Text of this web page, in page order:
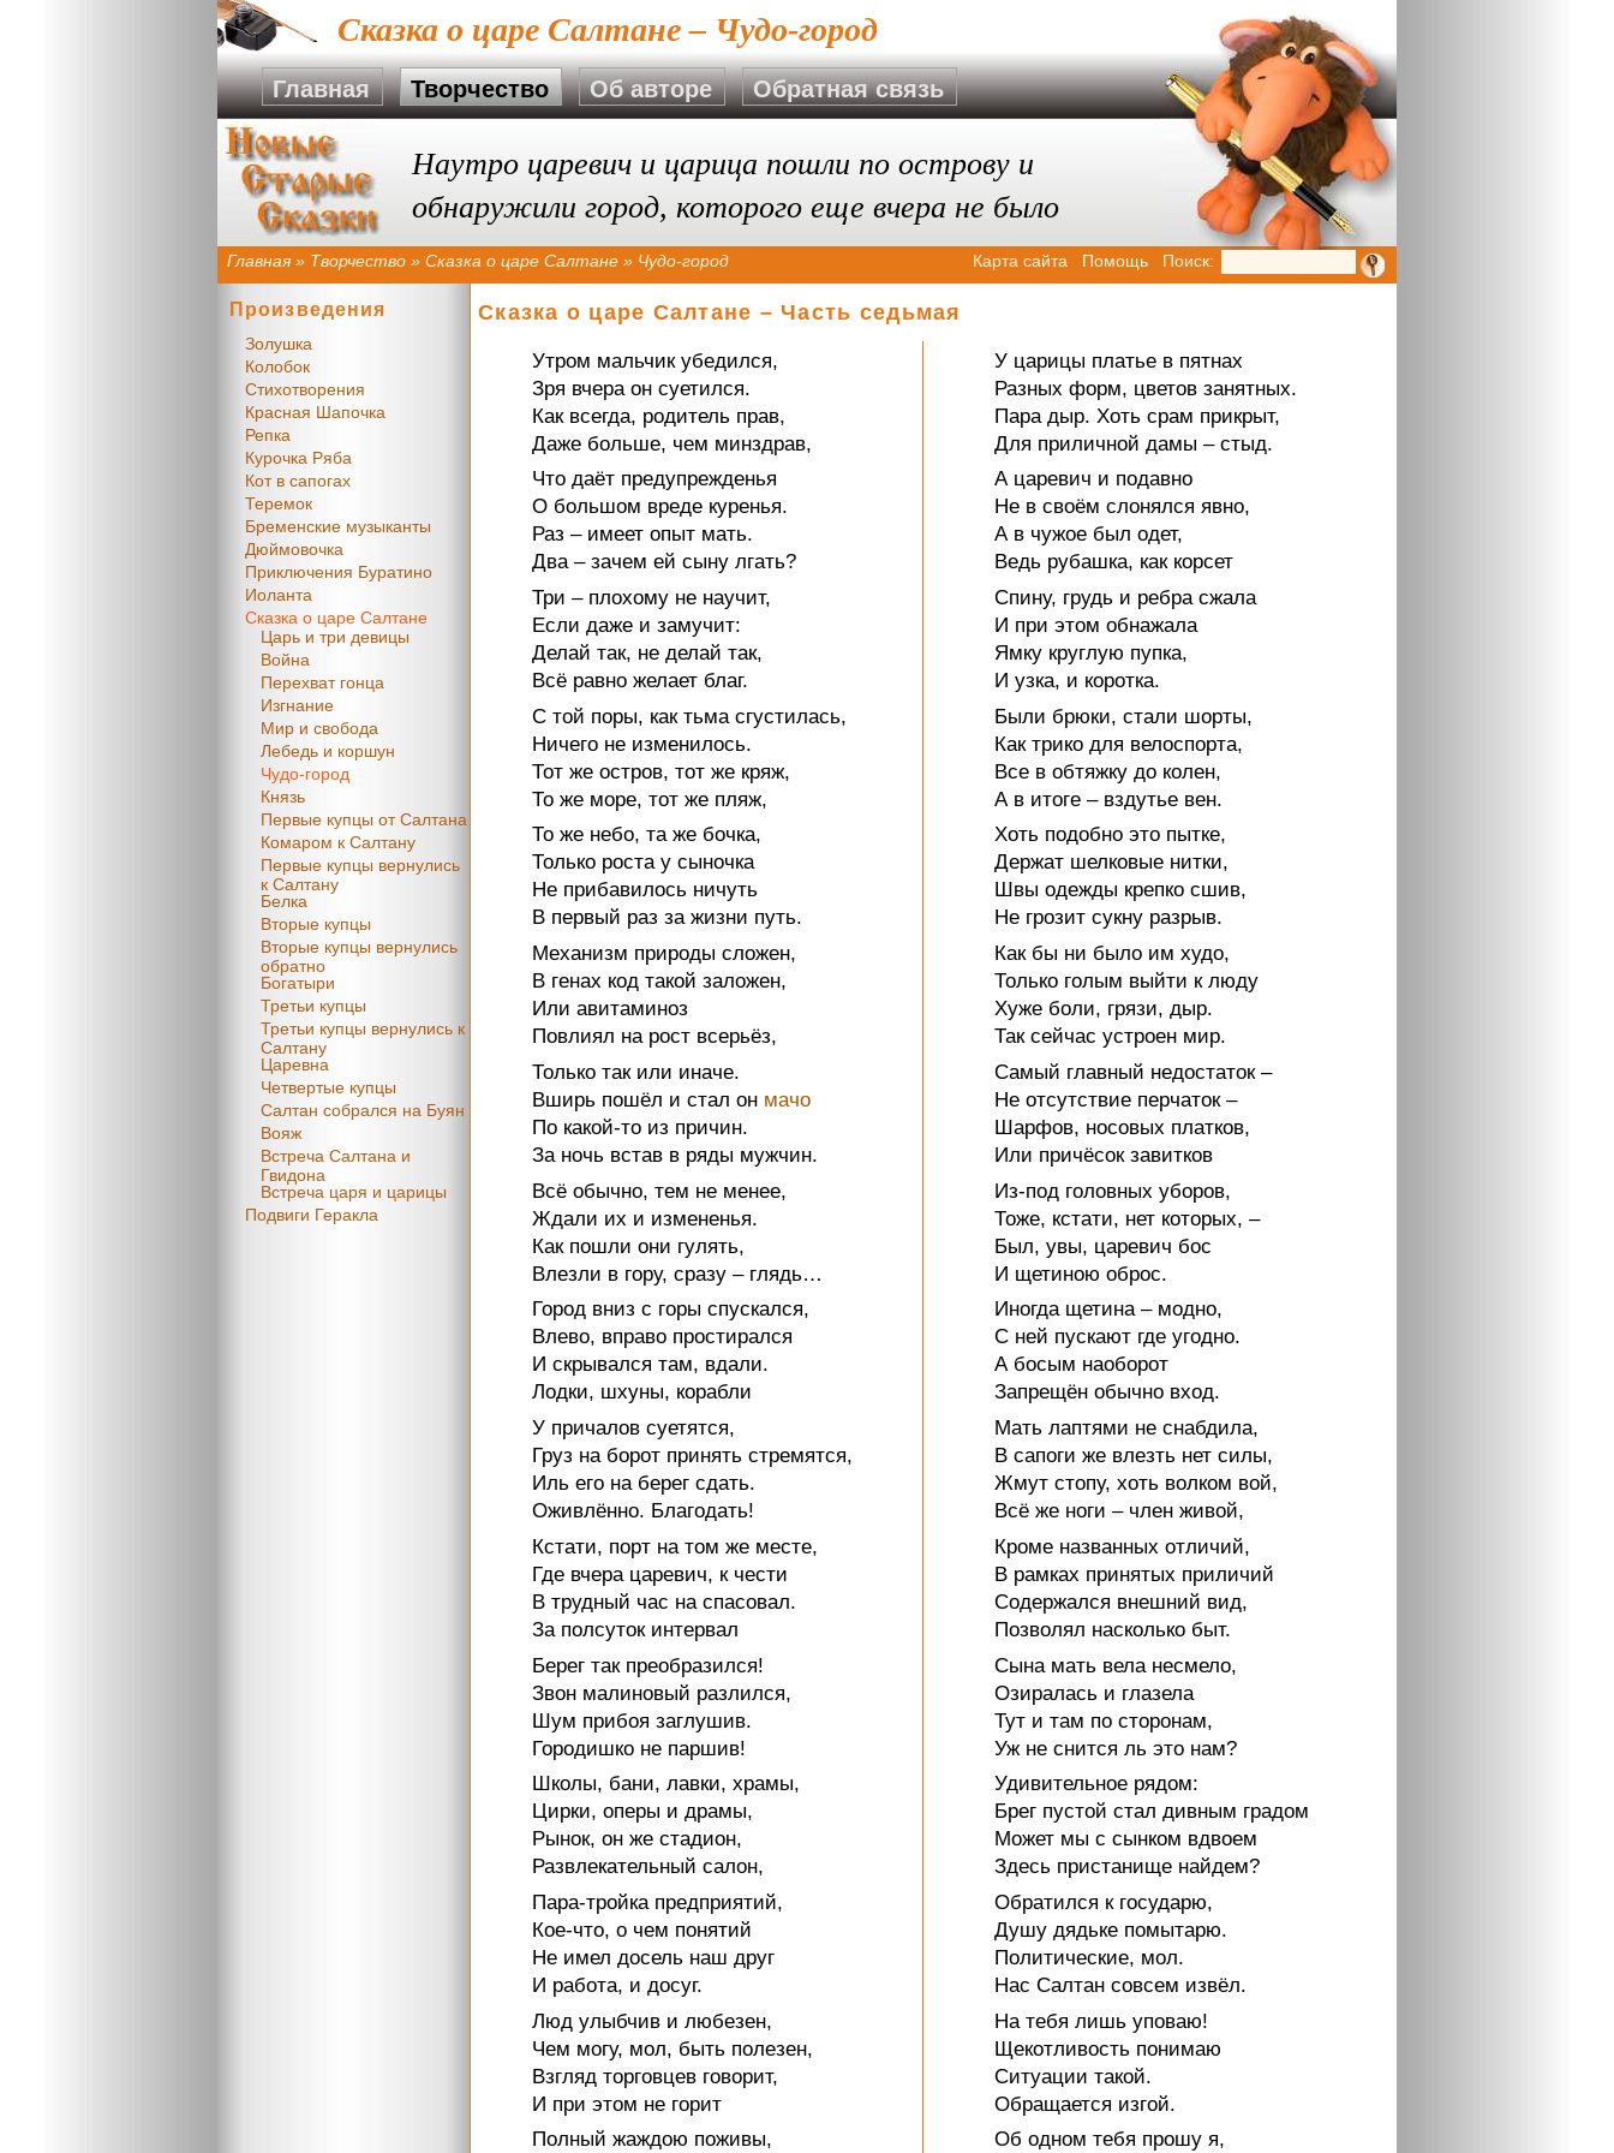
Сказка о царе Салтане – Чудо-город
Главная Творчество Об авторе Обратная связь
Наутро царевич и царица пошли по острову и
обнаружили город, которого еще вчера не было
Главная » Творчество » Сказка о царе Салтане » Чудо-город Карта сайта Помощь Поиск:
Сказка о царе Салтане – Часть седьмая
Утром мальчик убедился,
Зря вчера он суетился.
Как всегда, родитель прав,
Даже больше, чем минздрав,
Что даёт предупрежденья
О большом вреде куренья.
Раз – имеет опыт мать.
Два – зачем ей сыну лгать?
Три – плохому не научит,
Если даже и замучит:
Делай так, не делай так,
Всё равно желает благ.
С той поры, как тьма сгустилась,
Ничего не изменилось.
Тот же остров, тот же кряж,
То же море, тот же пляж,
То же небо, та же бочка,
Только роста у сыночка
Не прибавилось ничуть
В первый раз за жизни путь.
Механизм природы сложен,
В генах код такой заложен,
Или авитаминоз
Повлиял на рост всерьёз,
Только так или иначе.
Вширь пошёл и стал он мачо
По какой-то из причин.
За ночь встав в ряды мужчин.
Всё обычно, тем не менее,
Ждали их и измененья.
Как пошли они гулять,
Влезли в гору, сразу – глядь…
Город вниз с горы спускался,
Влево, вправо простирался
И скрывался там, вдали.
Лодки, шхуны, корабли
У причалов суетятся,
Груз на борот принять стремятся,
Иль его на берег сдать.
Оживлённо. Благодать!
Кстати, порт на том же месте,
Где вчера царевич, к чести
В трудный час на спасовал.
За полсуток интервал
Берег так преобразился!
Звон малиновый разлился,
Шум прибоя заглушив.
Городишко не паршив!
Школы, бани, лавки, храмы,
Цирки, оперы и драмы,
Рынок, он же стадион,
Развлекательный салон,
Пара-тройка предприятий,
Кое-что, о чем понятий
Не имел досель наш друг
И работа, и досуг.
Люд улыбчив и любезен,
Чем могу, мол, быть полезен,
Взгляд торговцев говорит,
И при этом не горит
Полный жаждою поживы,
У царицы платье в пятнах
Разных форм, цветов занятных.
Пара дыр. Хоть срам прикрыт,
Для приличной дамы – стыд.
А царевич и подавно
Не в своём слонялся явно,
А в чужое был одет,
Ведь рубашка, как корсет
Спину, грудь и ребра сжала
И при этом обнажала
Ямку круглую пупка,
И узка, и коротка.
Были брюки, стали шорты,
Как трико для велоспорта,
Все в обтяжку до колен,
А в итоге – вздутье вен.
Хоть подобно это пытке,
Держат шелковые нитки,
Швы одежды крепко сшив,
Не грозит сукну разрыв.
Как бы ни было им худо,
Только голым выйти к люду
Хуже боли, грязи, дыр.
Так сейчас устроен мир.
Самый главный недостаток –
Не отсутствие перчаток –
Шарфов, носовых платков,
Или причёсок завитков
Из-под головных уборов,
Тоже, кстати, нет которых, –
Был, увы, царевич бос
И щетиною оброс.
Иногда щетина – модно,
С ней пускают где угодно.
А босым наоборот
Запрещён обычно вход.
Мать лаптями не снабдила,
В сапоги же влезть нет силы,
Жмут стопу, хоть волком вой,
Всё же ноги – член живой,
Кроме названных отличий,
В рамках принятых приличий
Содержался внешний вид,
Позволял насколько быт.
Сына мать вела несмело,
Озиралась и глазела
Тут и там по сторонам,
Уж не снится ль это нам?
Удивительное рядом:
Брег пустой стал дивным градом
Может мы с сынком вдвоем
Здесь пристанище найдем?
Обратился к государю,
Душу дядьке помытарю.
Политические, мол.
Нас Салтан совсем извёл.
На тебя лишь уповаю!
Щекотливость понимаю
Ситуации такой.
Обращается изгой.
Об одном тебя прошу я,
Произведения
Золушка
Колобок
Стихотворения
Красная Шапочка
Репка
Курочка Ряба
Кот в сапогах
Теремок
Бременские музыканты
Дюймовочка
Приключения Буратино
Иоланта
Сказка о царе Салтане
Царь и три девицы
Война
Перехват гонца
Изгнание
Мир и свобода
Лебедь и коршун
Чудо-город
Князь
Первые купцы от Салтана
Комаром к Салтану
Первые купцы вернулись
к Салтану
Белка
Вторые купцы
Вторые купцы вернулись
обратно
Богатыри
Третьи купцы
Третьи купцы вернулись к
Салтану
Царевна
Четвертые купцы
Салтан собрался на Буян
Вояж
Встреча Салтана и
Гвидона
Встреча царя и царицы
Подвиги Геракла